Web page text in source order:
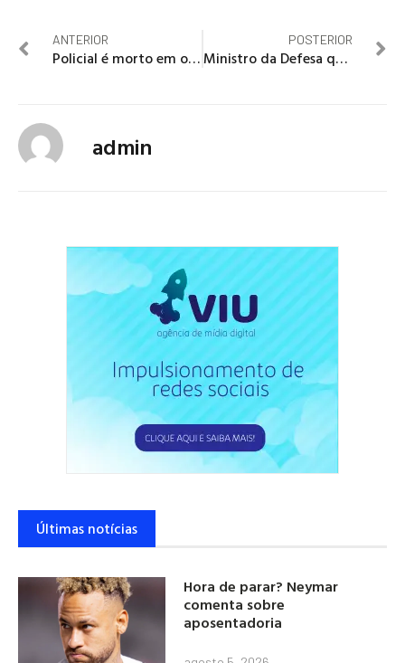
ANTERIOR
Policial é morto em operação de resgate de carga roubada no Rio
POSTERIOR
Ministro da Defesa quer intervenção no Rio até 31 de dezembro
admin
Últimas notícias
Hora de parar? Neymar
comenta sobre
aposentadoria